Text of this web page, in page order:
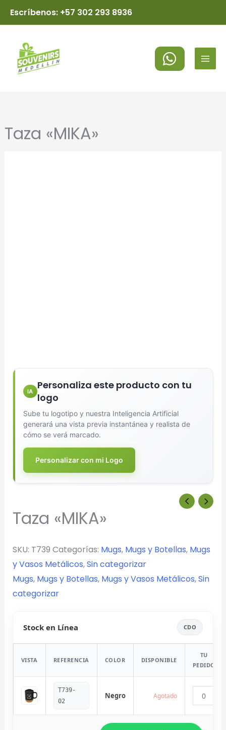
Escríbenos: +57 302 293 8936
Taza «MIKA»
IA
Personaliza este producto con tu
logo
Sube tu logotipo y nuestra Inteligencia Artificial
generará una vista previa instantánea y realista de
cómo se verá marcado.
Personalizar con mi Logo
Taza «MIKA»
SKU: T739 Categorías: Mugs, Mugs y Botellas, Mugs
y Vasos Metálicos,Sin categorizar
Mugs, Mugs y Botellas, Mugs y Vasos Metálicos,Sin
categorizar
Stock en Línea CDO
VISTA REFERENCIA COLOR DISPONIBLE
TU
PEDIDO
T739-
02
Negro Agotado